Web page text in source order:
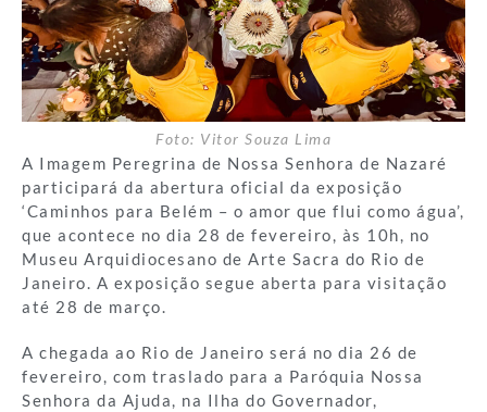
Foto: Vitor Souza Lima
A Imagem Peregrina de Nossa Senhora de Nazaré
participará da abertura oficial da exposição
‘Caminhos para Belém – o amor que flui como água’,
que acontece no dia 28 de fevereiro, às 10h, no
Museu Arquidiocesano de Arte Sacra do Rio de
Janeiro. A exposição segue aberta para visitação
até 28 de março.
A chegada ao Rio de Janeiro será no dia 26 de
fevereiro, com traslado para a Paróquia Nossa
Senhora da Ajuda, na Ilha do Governador,